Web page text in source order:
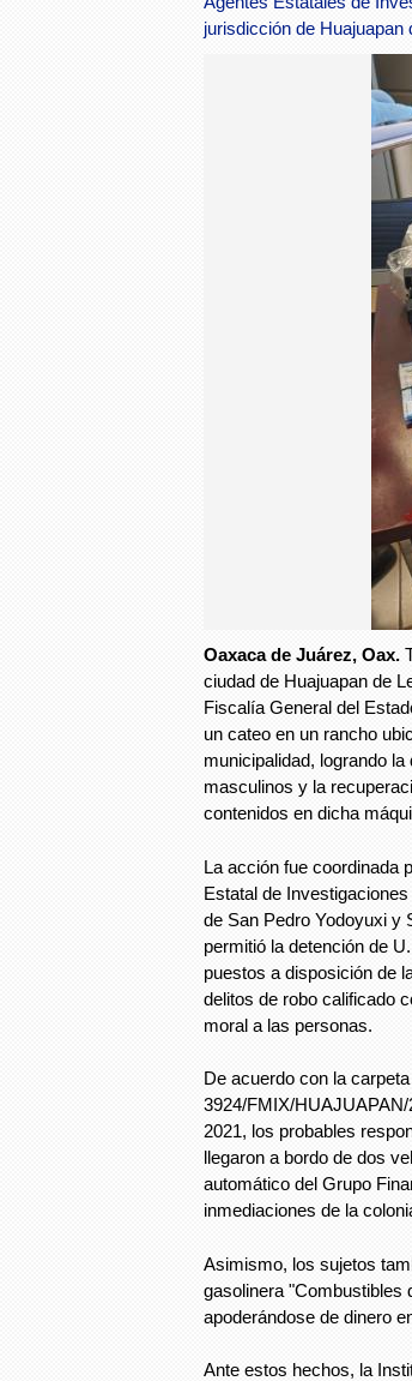
jurisdicción de Huajuapan
Oaxaca de Juárez, Oax.
ciudad de Huajuapan de
Fiscalía General del
un cateo en un rancho
municipalidad, logrando
masculinos y la
contenidos en dicha
La acción fue coordinada
Estatal de
de San Pedro Yodoyuxi y
permitió la detención de
puestos a disposición de
delitos de robo calificado
moral a las personas.
De acuerdo con la
3924/FMIX/
2021, los probables
llegaron a bordo de dos
automático del Grupo
inmediaciones de la
Asimismo, los sujetos
gasolinera "Combustibles
apoderándose de dinero
Ante estos hechos, la